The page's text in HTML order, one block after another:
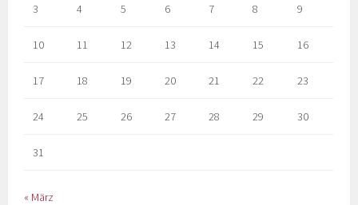
3 4 5 6 7 8 9
10 11 12 13 14 15 16
17 18 19 20 21 22 23
24 25 26 27 28 29 30
31
« März